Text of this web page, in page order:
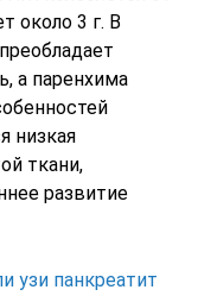
около 3 г. В
а паренхима
низкая
ткани,
развитие
узи панкреатит